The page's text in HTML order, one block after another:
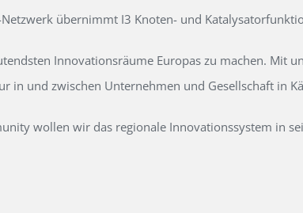
übernimmt I3 Knoten- und
Innovationsräume Europas zu machen. Mit
in und zwischen Unternehmen und Gesellschaft in
wollen wir das regionale Innovationssystem in